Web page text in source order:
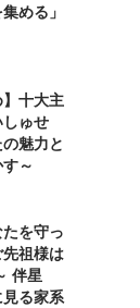
める」
】十大主
ゅせ
魅力と
～
たを守っ
祖様は
伴星
見る家系